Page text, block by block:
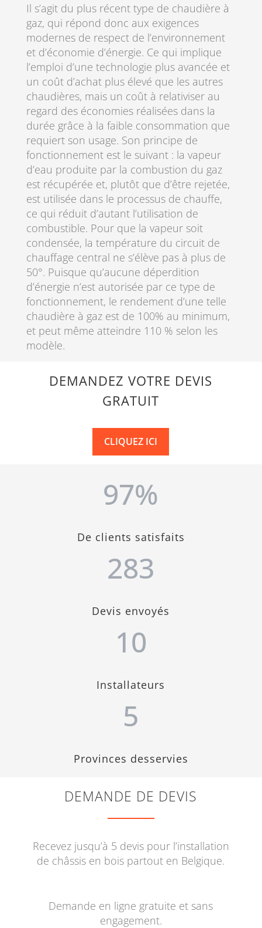
Il s’agit du plus récent type de chaudière à
gaz, qui répond donc aux exigences
modernes de respect de l’environnement
et d’économie d’énergie. Ce qui implique
l’emploi d’une technologie plus avancée et
un coût d’achat plus élevé que les autres
chaudières, mais un coût à relativiser au
regard des économies réalisées dans la
durée grâce à la faible consommation que
requiert son usage. Son principe de
fonctionnement est le suivant : la vapeur
d’eau produite par la combustion du gaz
est récupérée et, plutôt que d’être rejetée,
est utilisée dans le processus de chauffe,
ce qui réduit d’autant l’utilisation de
combustible. Pour que la vapeur soit
condensée, la température du circuit de
chauffage central ne s’élève pas à plus de
50°. Puisque qu’aucune déperdition
d’énergie n’est autorisée par ce type de
fonctionnement, le rendement d’une telle
chaudière à gaz est de 100% au minimum,
et peut même atteindre 110 % selon les
modèle.
DEMANDEZ VOTRE DEVIS
GRATUIT
CLIQUEZ ICI
97%
De clients satisfaits
283
Devis envoyés
10
Installateurs
5
Provinces desservies
DEMANDE DE DEVIS
Recevez jusqu’à 5 devis pour l’installation
de châssis en bois partout en Belgique.
Demande en ligne gratuite et sans
engagement.